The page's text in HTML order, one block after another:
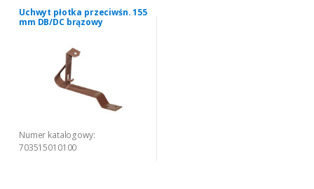
PRZECIWŚNIEGOWEGO "DB/DC"
155
Uchwyt płotka przeciwśn. 155
mm DB/DC brązowy
Numer katalogowy:
703515010100